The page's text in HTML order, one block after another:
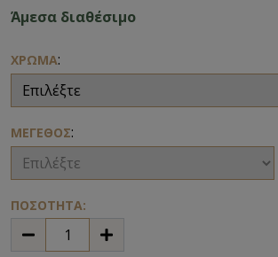
Άμεσα διαθέσιμο
ΧΡΩΜΑ:
ΜΕΓΕΘΟΣ:
ΠΟΣΟΤΗΤΑ: